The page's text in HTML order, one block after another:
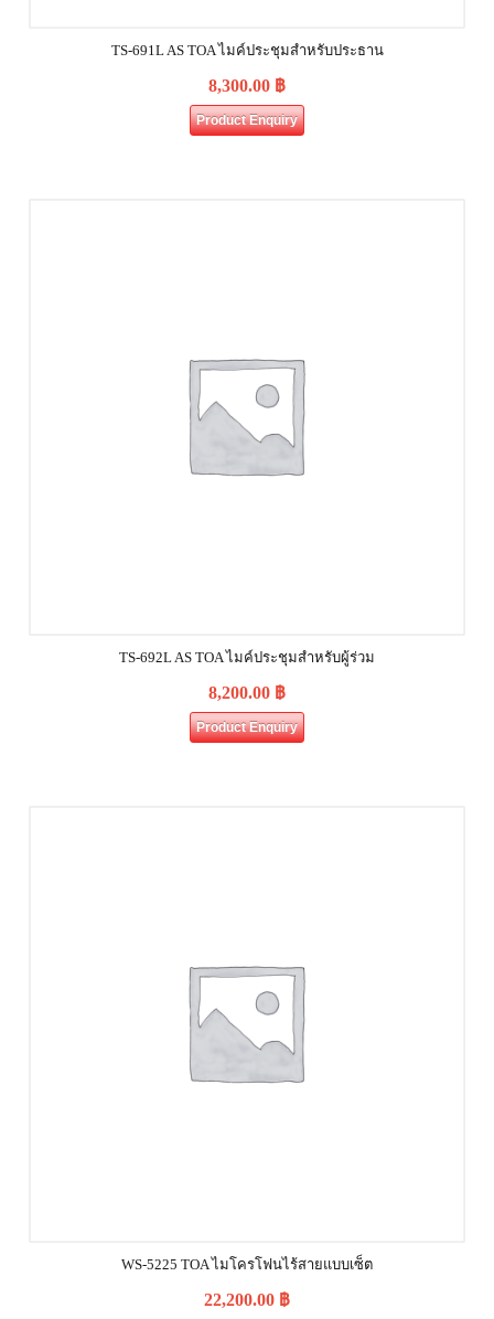
TS-691L AS TOA ไมค์ประชุมสำหรับประธาน
8,300.00 ฿
Product Enquiry
TS-692L AS TOA ไมค์ประชุมสำหรับผู้ร่วม
8,200.00 ฿
Product Enquiry
WS-5225 TOA ไมโครโฟนไร้สายแบบเซ็ต
22,200.00 ฿